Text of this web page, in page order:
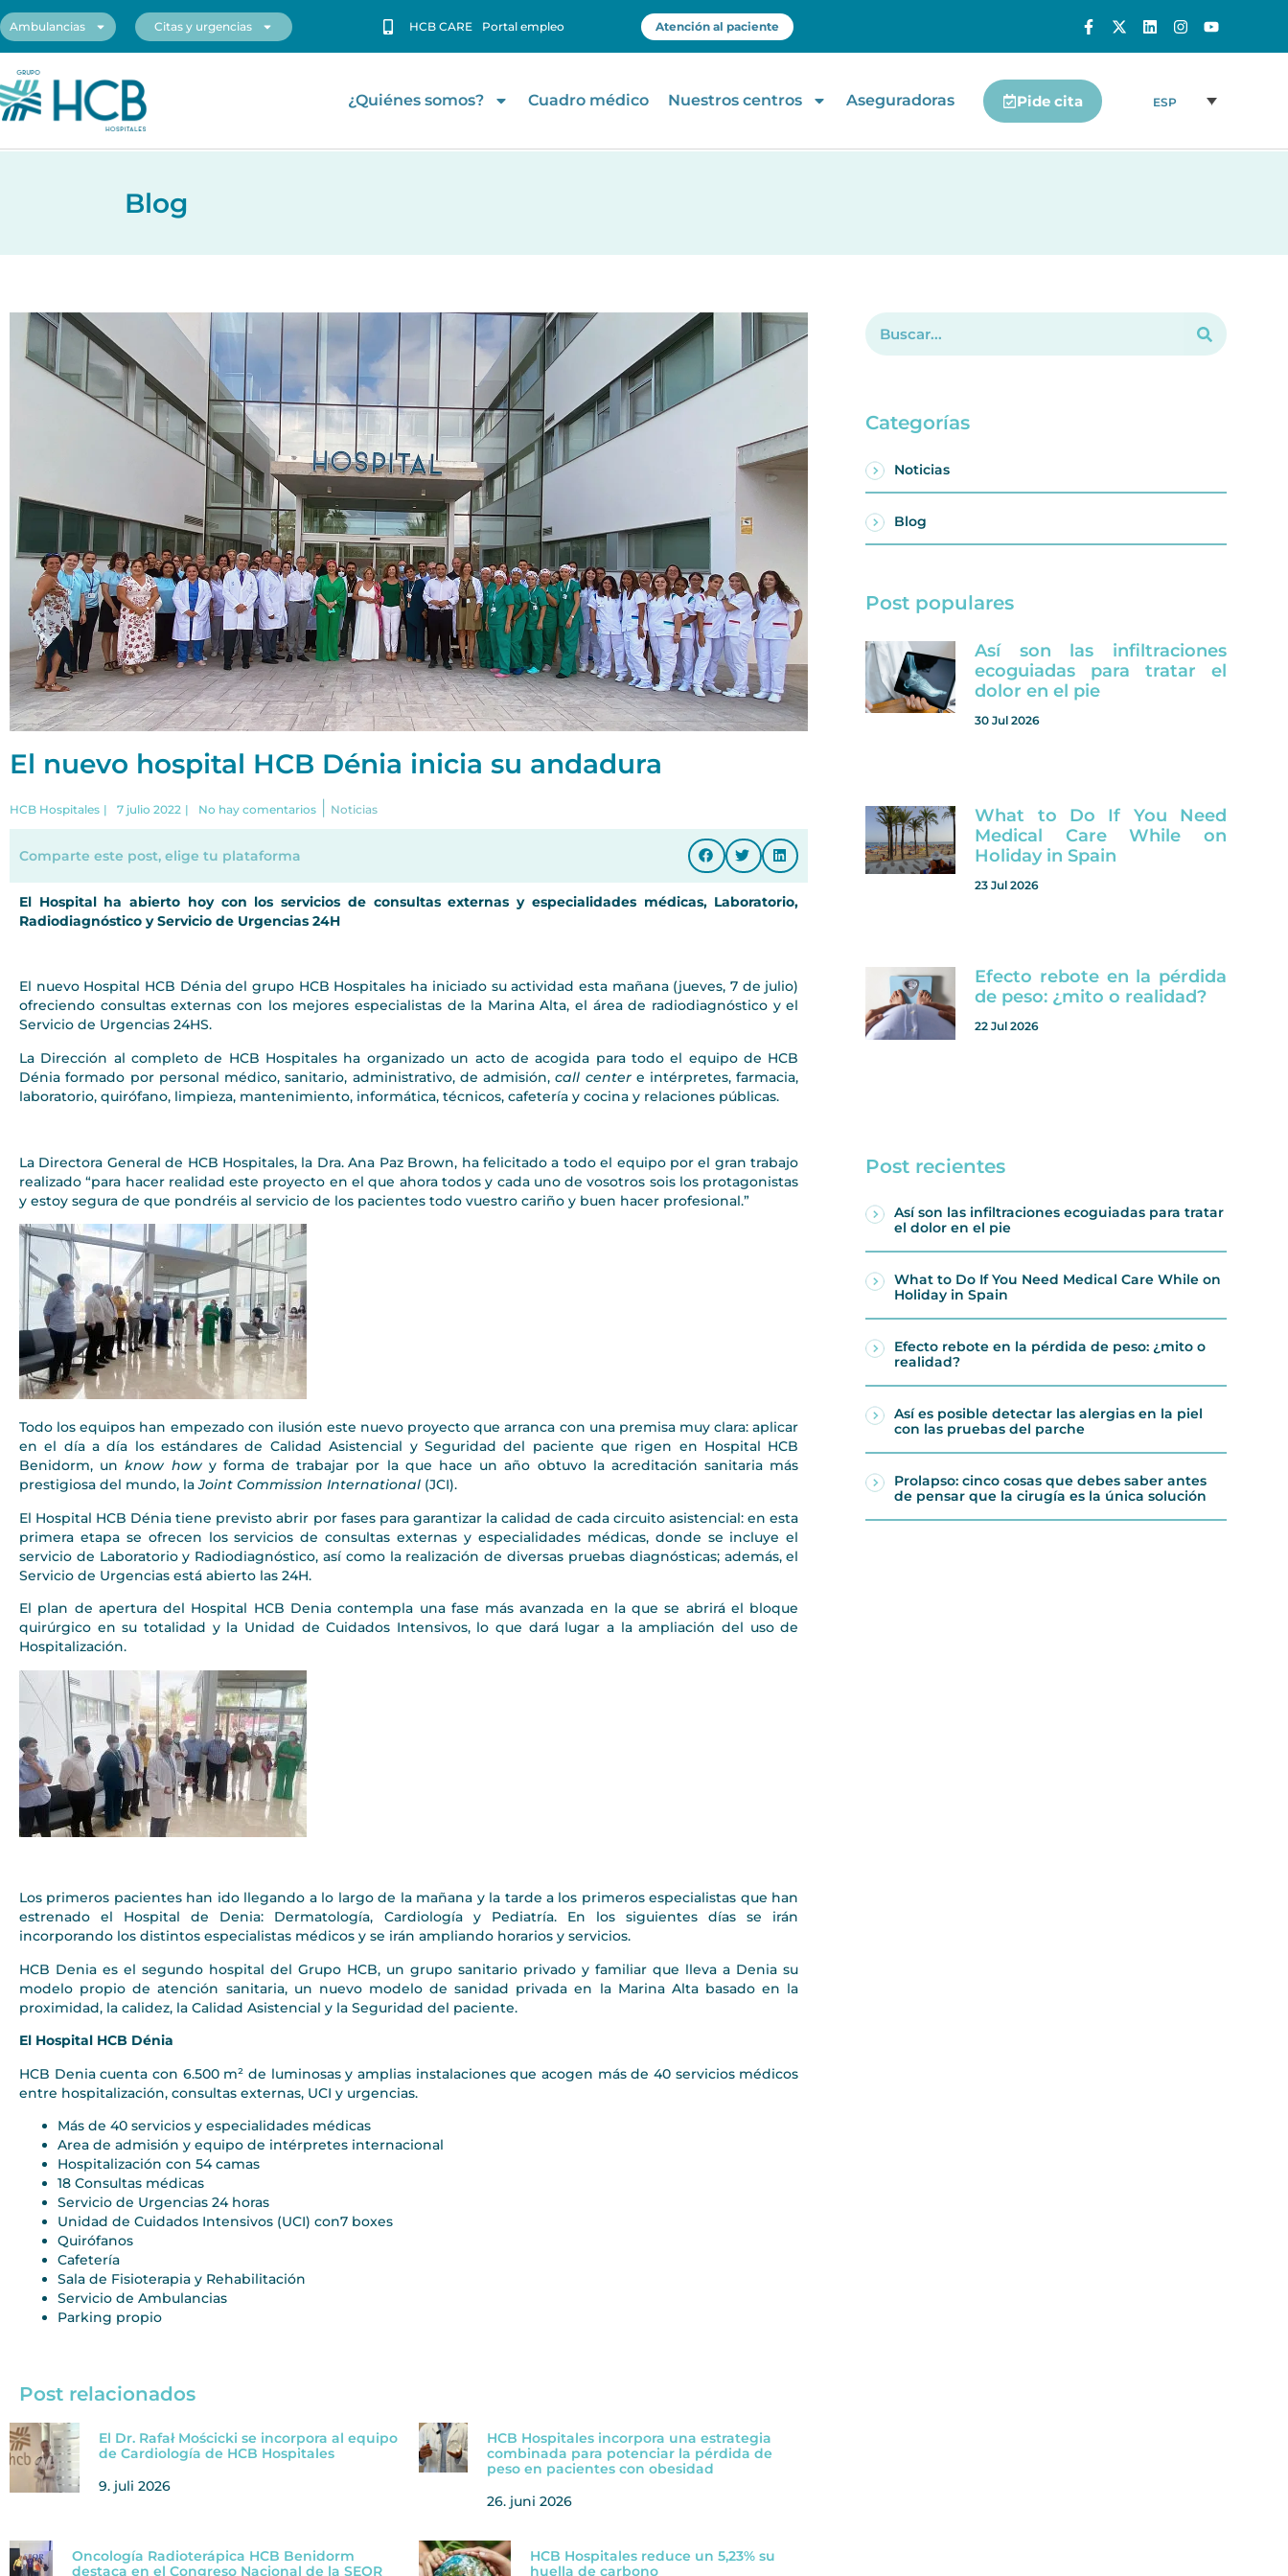
Ambulancias Citas y urgencias HCB CARE Portal empleo Atención al paciente
¿Quiénes somos? Cuadro médico Nuestros centros Aseguradoras Pide cita ESP
Blog
El nuevo hospital HCB Dénia inicia su andadura
HCB Hospitales | 7 julio 2022 | No hay comentarios Noticias
Comparte este post, elige tu plataforma
El Hospital ha abierto hoy con los servicios de consultas externas y especialidades médicas, Laboratorio,
Radiodiagnóstico y Servicio de Urgencias 24H
El nuevo Hospital HCB Dénia del grupo HCB Hospitales ha iniciado su actividad esta mañana (jueves, 7 de julio)
ofreciendo consultas externas con los mejores especialistas de la Marina Alta, el área de radiodiagnóstico y el
Servicio de Urgencias 24HS.
La Dirección al completo de HCB Hospitales ha organizado un acto de acogida para todo el equipo de HCB
Dénia formado por personal médico, sanitario, administrativo, de admisión,call centere intérpretes, farmacia,
laboratorio, quirófano, limpieza, mantenimiento, informática, técnicos, cafetería y cocina y relaciones públicas.
La Directora General de HCB Hospitales, la Dra. Ana Paz Brown, ha felicitado a todo el equipo por el gran trabajo
realizado “para hacer realidad este proyecto en el que ahora todos y cada uno de vosotros sois los protagonistas
y estoy segura de que pondréis al servicio de los pacientes todo vuestro cariño y buen hacer profesional.”
Todo los equipos han empezado con ilusión este nuevo proyecto que arranca con una premisa muy clara: aplicar
en el día a día los estándares de Calidad Asistencial y Seguridad del paciente que rigen en Hospital HCB
Benidorm, unknow howy forma de trabajar por la que hace un año obtuvo la acreditación sanitaria más
prestigiosa del mundo, laJoint Commission International (JCI).
El Hospital HCB Dénia tiene previsto abrir por fases para garantizar la calidad de cada circuito asistencial: en esta
primera etapa se ofrecen los servicios de consultas externas y especialidades médicas, donde se incluye el
servicio de Laboratorio y Radiodiagnóstico, así como la realización de diversas pruebas diagnósticas; además, el
Servicio de Urgencias está abierto las 24H.
El plan de apertura del Hospital HCB Denia contempla una fase más avanzada en la que se abrirá el bloque
quirúrgico en su totalidad y la Unidad de Cuidados Intensivos, lo que dará lugar a la ampliación del uso de
Hospitalización.
Los primeros pacientes han ido llegando a lo largo de la mañana y la tarde a los primeros especialistas que han
estrenado el Hospital de Denia: Dermatología, Cardiología y Pediatría. En los siguientes días se irán
incorporando los distintos especialistas médicos y se irán ampliando horarios y servicios.
HCB Denia es el segundo hospital del Grupo HCB, un grupo sanitario privado y familiar que lleva a Denia su
modelo propio de atención sanitaria, un nuevo modelo de sanidad privada en la Marina Alta basado en la
proximidad, la calidez, la Calidad Asistencial y la Seguridad del paciente.
El Hospital HCB Dénia
HCB Denia cuenta con 6.500 m² de luminosas y amplias instalaciones que acogen más de 40 servicios médicos
entre hospitalización, consultas externas, UCI y urgencias.
Más de 40 servicios y especialidades médicas
Area de admisión y equipo de intérpretes internacional
Hospitalización con 54 camas
18 Consultas médicas
Servicio de Urgencias 24 horas
Unidad de Cuidados Intensivos (UCI) con7 boxes
Quirófanos
Cafetería
Sala de Fisioterapia y Rehabilitación
Servicio de Ambulancias
Parking propio
Post relacionados
El Dr. Rafał Mościcki se incorpora al equipo
de Cardiología de HCB Hospitales
9. juli 2026
HCB Hospitales incorpora una estrategia
combinada para potenciar la pérdida de
peso en pacientes con obesidad
26. juni 2026
Oncología Radioterápica HCB Benidorm
destaca en el Congreso Nacional de la SEOR
HCB Hospitales reduce un 5,23% su
huella de carbono
Categorías
Noticias
Blog
Post populares
Así son las infiltraciones
ecoguiadas para tratar el
dolor en el pie
30 Jul 2026
What to Do If You Need
Medical Care While on
Holiday in Spain
23 Jul 2026
Efecto rebote en la pérdida
de peso: ¿mito o realidad?
22 Jul 2026
Post recientes
Así son las infiltraciones ecoguiadas para tratar
el dolor en el pie
What to Do If You Need Medical Care While on
Holiday in Spain
Efecto rebote en la pérdida de peso: ¿mito o
realidad?
Así es posible detectar las alergias en la piel
con las pruebas del parche
Prolapso: cinco cosas que debes saber antes
de pensar que la cirugía es la única solución